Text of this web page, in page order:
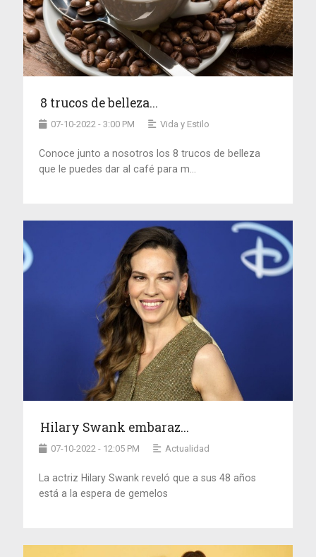
8 trucos de belleza...
07-10-2022 - 3:00 PM Vida y Estilo
Conoce junto a nosotros los 8 trucos de belleza
que le puedes dar al café para m...
Hilary Swank embaraz...
07-10-2022 - 12:05 PM Actualidad
La actriz Hilary Swank reveló que a sus 48 años
está a la espera de gemelos